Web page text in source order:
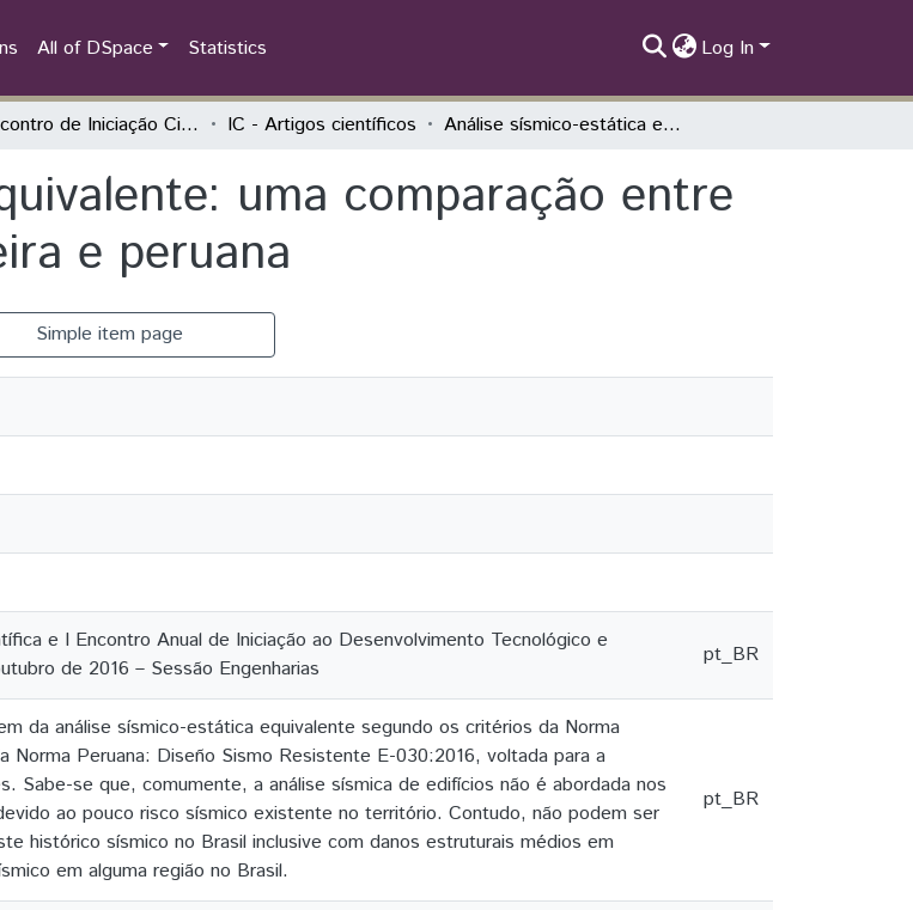
All of DSpace Statistics Log In
V Encontro de Iniciação Científica e I Encontro Anual de Iniciação ao Desenvolvimento Tecnológico e Inovação IC - Artigos científicos Análise sísmico-estática equivalente: uma comparação entre as normas sísmicas brasileira e peruana
uma comparação entre
e peruana
Simple item page
e I Encontro Anual de Iniciação ao Desenvolvimento Tecnológico e
de 2016 – Sessão Engenharias
pt_BR
da análise sísmico-estática equivalente segundo os critérios da Norma
Norma Peruana: Diseño Sismo Resistente E-030:2016, voltada para a
Sabe-se que, comumente, a análise sísmica de edifícios não é abordada nos
ao pouco risco sísmico existente no território. Contudo, não podem ser
histórico sísmico no Brasil inclusive com danos estruturais médios em
em alguma região no Brasil.
pt_BR